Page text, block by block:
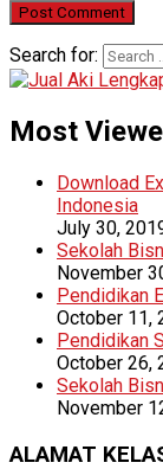
Search for:
Most
Download
Indonesia
July 30,
Sekolah
November
Pendidikan
October 11,
Pendidikan
October 26,
Sekolah
November
ALAMAT